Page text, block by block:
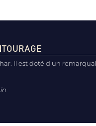
Il est doté d’un